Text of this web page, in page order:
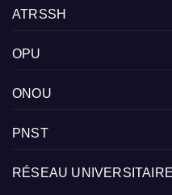
ATRSSH
OPU
ONOU
PNST
RÉSEAU UNIVERSITAIRE